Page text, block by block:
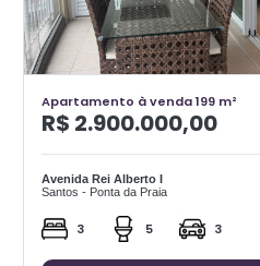
Apartamento à venda 199 m²
R$ 2.900.000,00
Avenida Rei Alberto I
Santos - Ponta da Praia
3 5 3